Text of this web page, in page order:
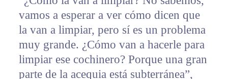
vamos a esperar a ver cómo dicen que
la van a limpiar, pero sí es un problema
muy grande. ¿Cómo van a hacerle para
limpiar ese cochinero? Porque una gran
parte de la acequia está subterránea”,